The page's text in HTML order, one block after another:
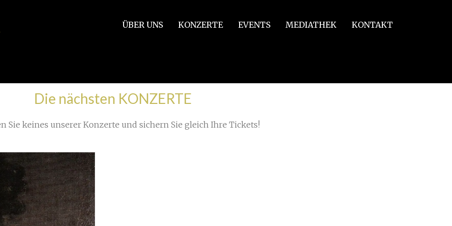
ÜBER UNS KONZERTE EVENTS MEDIATHEK KONTAKT
Die nächsten KONZERTE
Sie keines unserer Konzerte und sichern Sie gleich Ihre Tickets!